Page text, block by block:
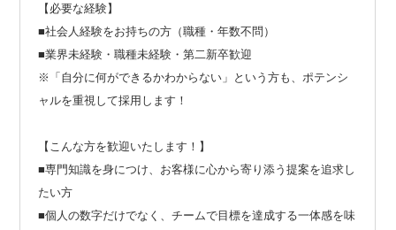
【必要な経験】
■社会人経験をお持ちの方（職種・年数不問）
■業界未経験・職種未経験・第二新卒歓迎
※「自分に何ができるかわからない」という方も、ポテンシ
ャルを重視して採用します！
【こんな方を歓迎いたします！】
■専門知識を身につけ、お客様に心から寄り添う提案を追求し
たい方
■個人の数字だけでなく、チームで目標を達成する一体感を味